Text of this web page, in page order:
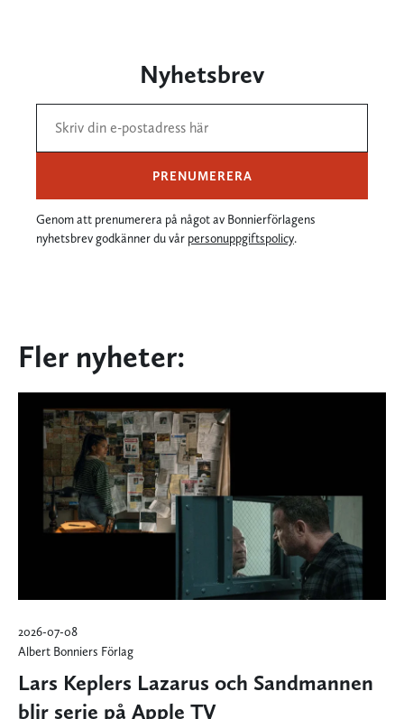
Nyhetsbrev
PRENUMERERA
Genom att prenumerera på något av Bonnierförlagens
nyhetsbrev godkänner du vår personuppgiftspolicy.
Fler nyheter:
2026-07-08
Albert Bonniers Förlag
Lars Keplers Lazarus och Sandmannen
blir serie på Apple TV